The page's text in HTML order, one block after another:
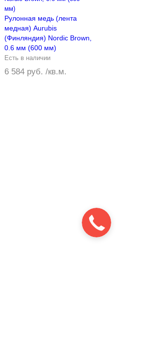
Рулонная медь (лента
медная) Aurubis
(Финляндия) Nordic Brown,
0.6 мм (600 мм)
Есть в наличии
6 584 руб. /кв.м.